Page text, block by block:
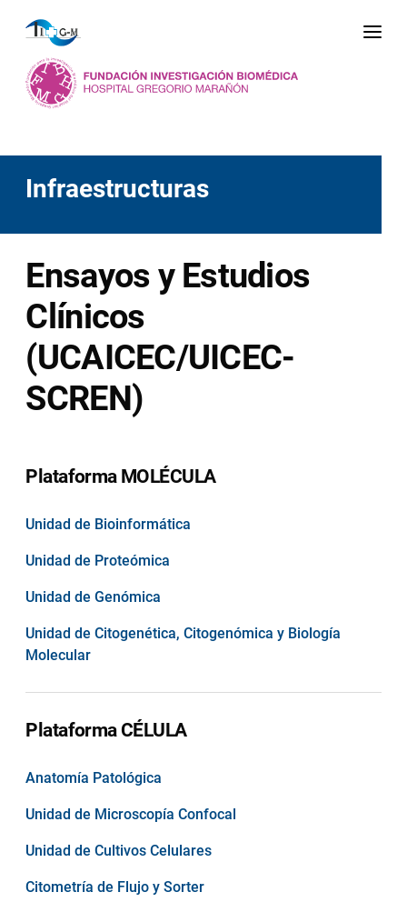
Infraestructuras
Ensayos y Estudios
Clínicos
(UCAICEC/UICEC-
SCREN)
Plataforma MOLÉCULA
Unidad de Bioinformática
Unidad de Proteómica
Unidad de Genómica
Unidad de Citogenética, Citogenómica y Biología
Molecular
Plataforma CÉLULA
Anatomía Patológica
Unidad de Microscopía Confocal
Unidad de Cultivos Celulares
Citometría de Flujo y Sorter